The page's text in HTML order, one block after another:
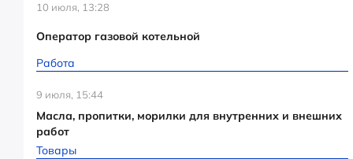
10 июля, 13:28
Оператор газовой котельной
Работа
9 июля, 15:44
Масла, пропитки, морилки для внутренних и внешних
работ
Товары